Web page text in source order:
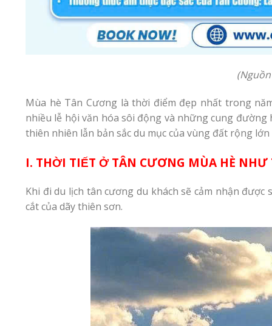
Mùa hè Tân Cương là thời điểm đẹp nhất trong
nhiều lễ hội văn hóa sôi động và những cung
thiên nhiên lẫn bản sắc du mục của vùng đất rộng
I. THỜI TIẾT Ở TÂN CƯƠNG MÙA HÈ NHƯ
Khi đi du lịch tân cương du khách sẽ cảm nhận
cắt của dãy thiên sơn.